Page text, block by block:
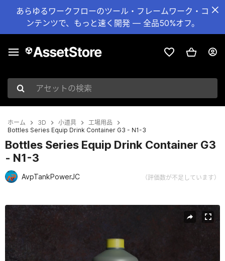
あらゆるワークフローのツール・フレームワーク・コ
ンテンツで、もっと速く開発 — 全品50%オフ。
アセットの検索
ホーム 3D 小道具
工場用品
Bottles Series Equip Drink Container G3 - N1-3
Bottles Series Equip Drink Container G3
- N1-3
AvpTankPowerJC （評価数が不足しています）
現在のスライド：1 / 15